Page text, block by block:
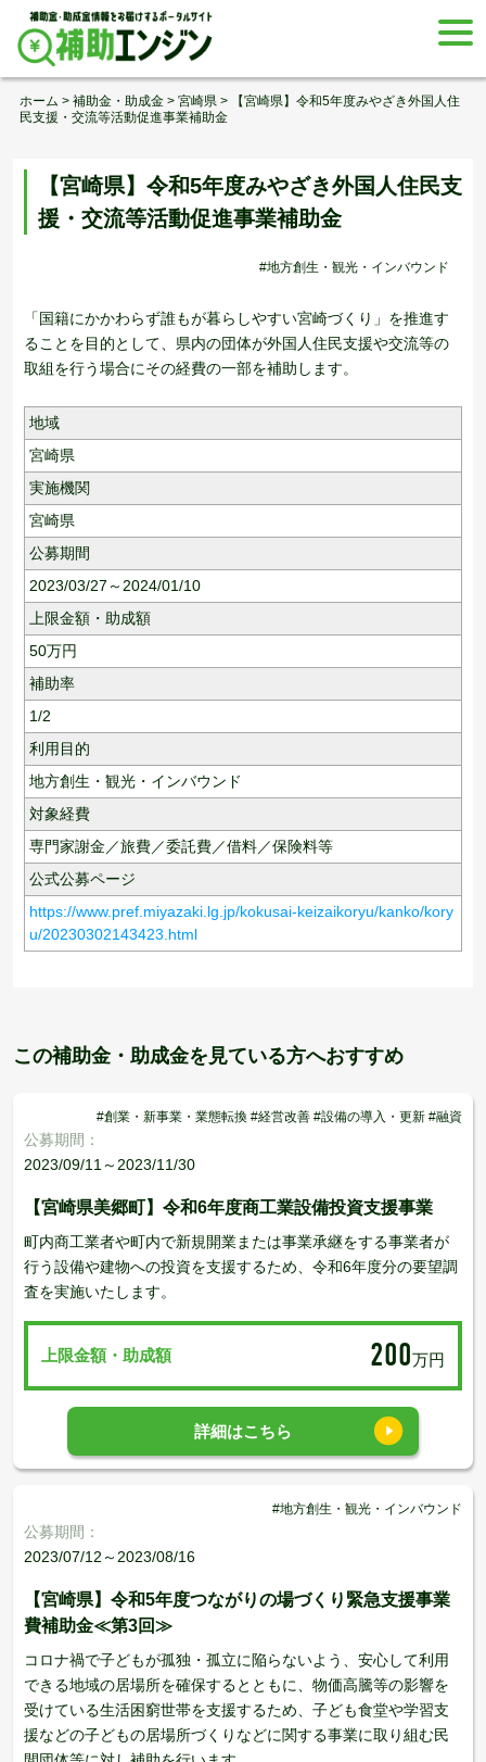
Skip
content
ホーム > 補助金・助成金 > 宮崎県 >
【宮崎県】令和5年度みやざき外国人住
民支援・交流等活動促進事業補助金
【宮崎県】令和5年度みやざき外国人住民支
援・交流等活動促進事業補助金
#地方創生・観光・インバウンド
「国籍にかかわらず誰もが暮らしやすい宮崎づくり」を推進す
ることを目的として、県内の団体が外国人住民支援や交流等の
取組を行う場合にその経費の一部を補助します。
地域
宮崎県
実施機関
宮崎県
公募期間
2023/03/27～2024/01/10
上限金額・助成額
50万円
補助率
1/2
利用目的
地方創生・観光・インバウンド
対象経費
専門家謝金／旅費／委託費／借料／保険料等
公式公募ページ
https://www.pref.miyazaki.lg.jp/kokusai-keizaikoryu/kanko/kory
u/20230302143423.html
この補助金・助成金を見ている方へおすすめ
#創業・新事業・業態転換 #経営改善 #設備の導入・更新 #融資
公募期間：
2023/09/11～2023/11/30
【宮崎県美郷町】令和6年度商工業設備投資支援事業
町内商工業者や町内で新規開業または事業承継をする事業者が
行う設備や建物への投資を支援するため、令和6年度分の要望調
査を実施いたします。
上限金額・助成額 200万円
詳細はこちら
#地方創生・観光・インバウンド
公募期間：
2023/07/12～2023/08/16
【宮崎県】令和5年度つながりの場づくり緊急支援事業
費補助金≪第3回≫
コロナ禍で子どもが孤独・孤立に陥らないよう、安心して利用
できる地域の居場所を確保するとともに、物価高騰等の影響を
受けている生活困窮世帯を支援するため、子ども食堂や学習支
援などの子どもの居場所づくりなどに関する事業に取り組む民